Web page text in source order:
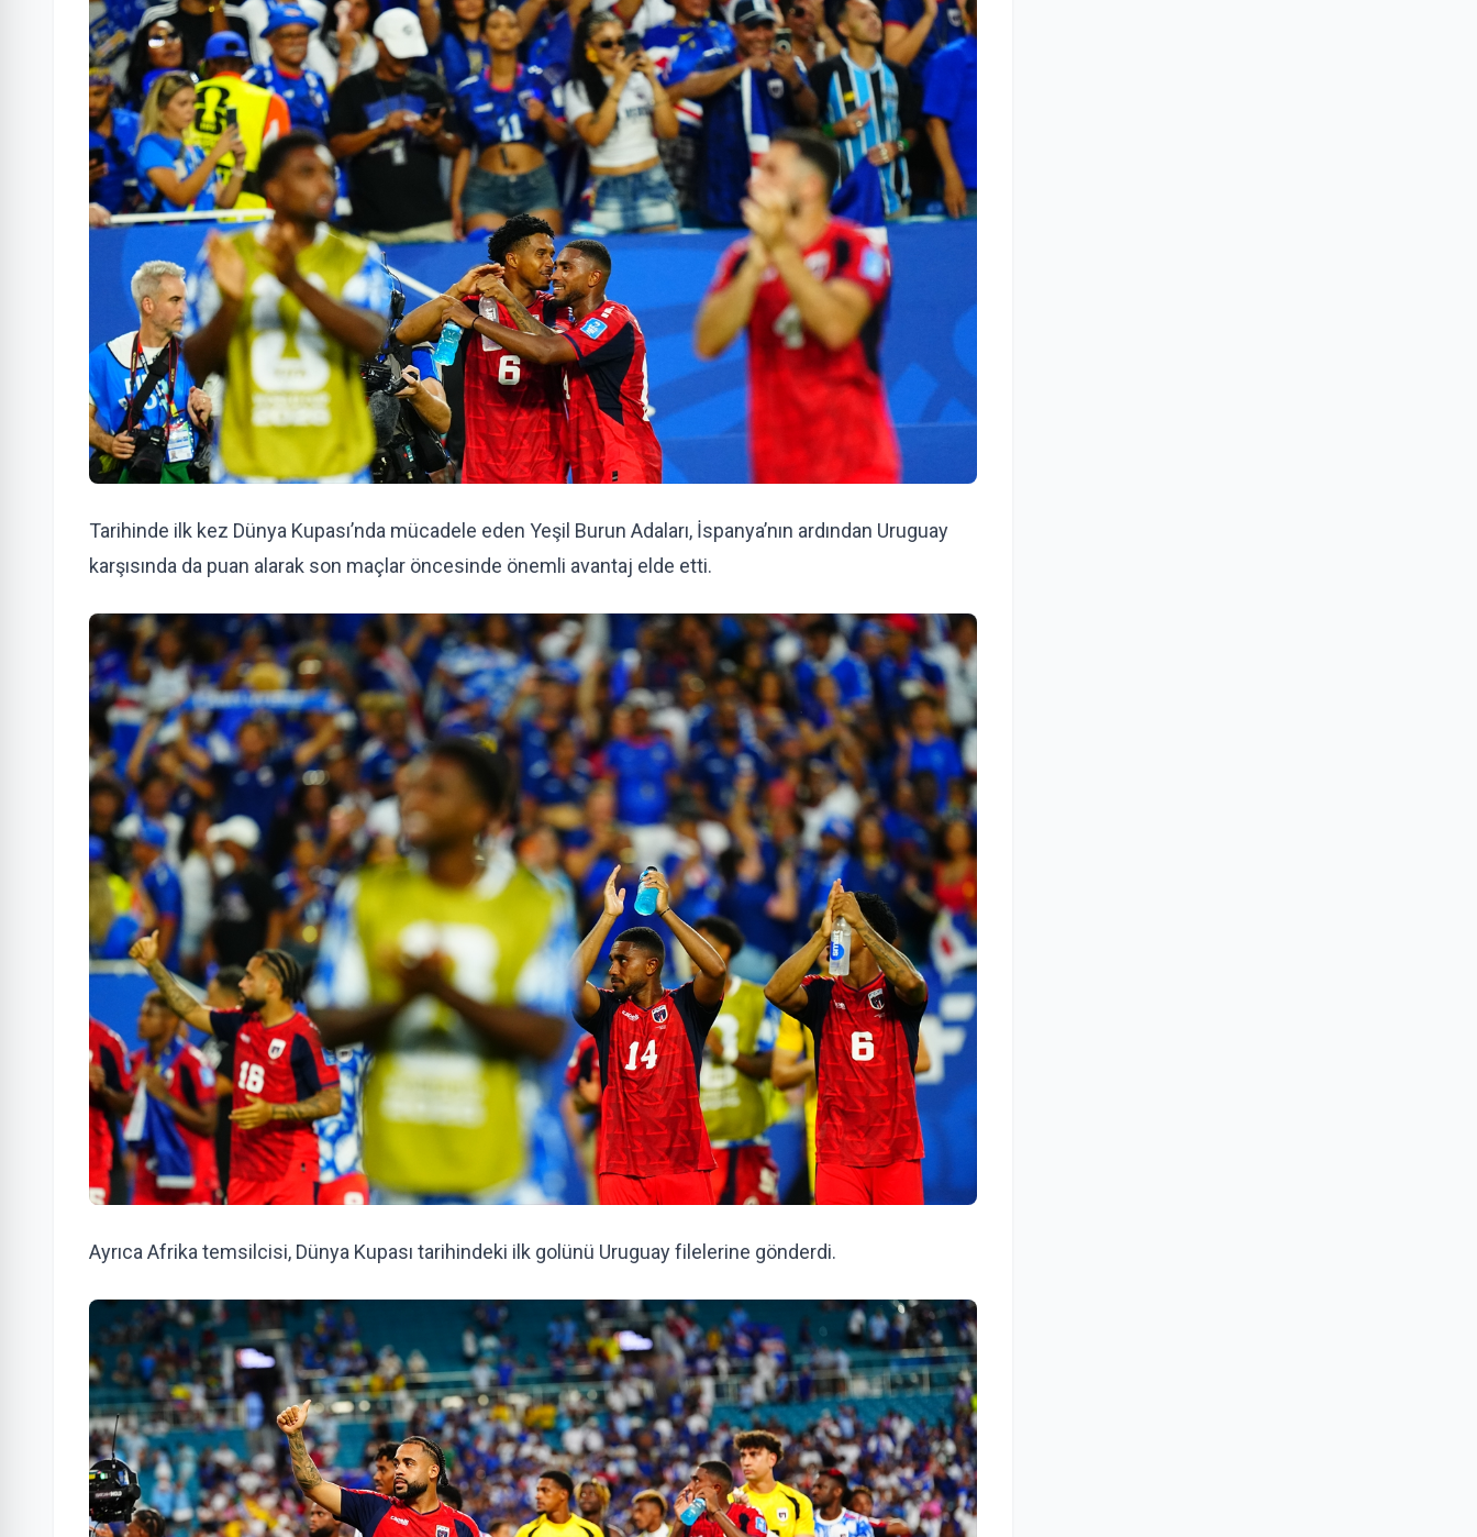
Tarihinde ilk kez Dünya Kupası’nda mücadele eden Yeşil Burun Adaları, İspanya’nın ardından Uruguay
karşısında da puan alarak son maçlar öncesinde önemli avantaj elde etti.
Ayrıca Afrika temsilcisi, Dünya Kupası tarihindeki ilk golünü Uruguay filelerine gönderdi.